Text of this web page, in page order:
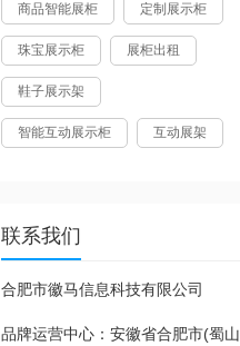
商品智能展柜 定制展示柜
珠宝展示柜 展柜出租
鞋子展示架
智能互动展示柜 互动展架
联系我们
合肥市徽马信息科技有限公司
品牌运营中心：安徽省合肥市(蜀山